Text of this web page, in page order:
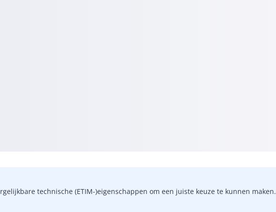
technische (ETIM-)eigenschappen om een juiste keuze te kunnen maken.